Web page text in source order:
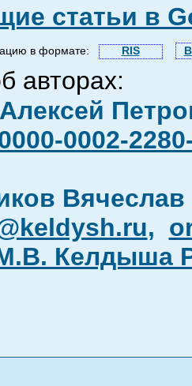
статьи в
в формате: RIS
авторах:
0002-
,
Келдыша